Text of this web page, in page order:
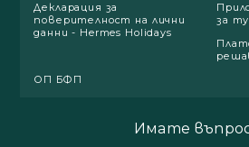
Декларация за
поверителност на лични
данни - Hermes Holidays
за
ОП БФП
Имате